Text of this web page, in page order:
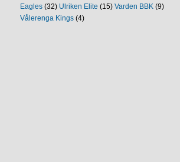
Eagles(32) Ulriken Elite (15) Varden BBK(9)
Vålerenga Kings(4)